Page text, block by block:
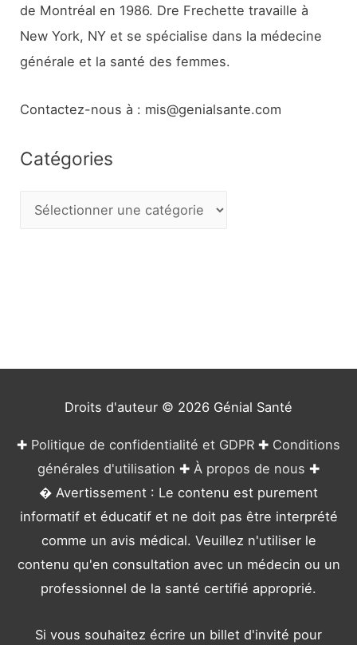
de Montréal en 1986. Dre Frechette travaille à
New York, NY et se spécialise dans la médecine
générale et la santé des femmes.
Contactez-nous à : mis@genialsante.com
Catégories
Droits d'auteur © 2026 Génial Santé
✚ Politique de confidentialité et GDPR ✚ Conditions
générales d'utilisation ✚ À propos de nous ✚
� Avertissement : Le contenu est purement
informatif et éducatif et ne doit pas être interprété
comme un avis médical. Veuillez n'utiliser le
contenu qu'en consultation avec un médecin ou un
professionnel de la santé certifié approprié.
Si vous souhaitez écrire un billet d'invité pour